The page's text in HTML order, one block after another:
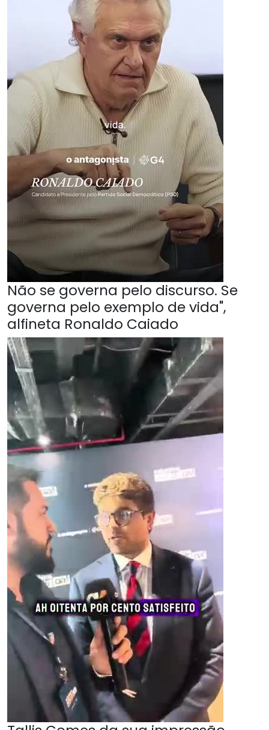
Não se governa pelo discurso. Se
governa pelo exemplo de vida",
alfineta Ronaldo Caiado